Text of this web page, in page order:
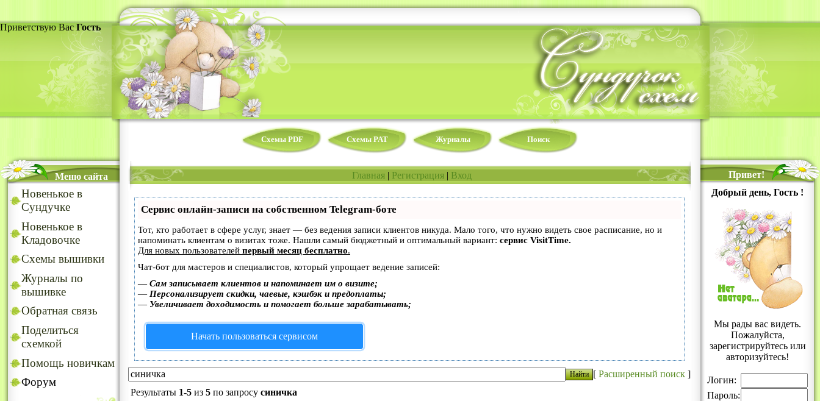
Приветствую Вас Гость
Схемы PDF Схемы PAT Журналы Поиск
Меню сайта
Новенькое в
Сундучке
Новенькое в
Кладовочке
Схемы вышивки
Журналы по
вышивке
Обратная связь
Поделиться
схемкой
Помощь новичкам
Форум
Главная | Регистрация | Вход
Сервис онлайн-записи на собственном Telegram-боте
Тот, кто работает в сфере услуг, знает — без ведения записи клиентов никуда. Мало того, что нужно видеть свое расписание, но и
напоминать клиентам о визитах тоже. Нашли самый бюджетный и оптимальный вариант: сервис VisitTime.
Для новых пользователей первый месяц бесплатно.
Чат-бот для мастеров и специалистов, который упрощает ведение записей:
— Сам записывает клиентов и напоминает им о визите;
— Персонализирует скидки, чаевые, кэшбэк и предоплаты;
— Увеличивает доходимость и помогает больше зарабатывать;
Начать пользоваться сервисом
[ Расширенный поиск ]
Результаты 1-5 из 5 по запросу синичка
Привет!
Добрый день, Гость !
Мы рады вас видеть.
Пожалуйста,
зарегистрируйтесь или
авторизуйтесь!
Логин:
Пароль: